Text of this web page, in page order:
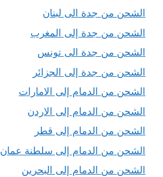
الشحن من جدة الى لبنان
الشحن من جدة إلى المغرب
الشحن من جدة الى تونس
الشحن من جدة إلى الجزائر
الشحن من الدمام إلى الامارات
الشحن من الدمام إلى الاردن
الشحن من الدمام إلى قطر
الشحن من الدمام إلى سلطنة عمان
الشحن من الدمام إلى البحرين